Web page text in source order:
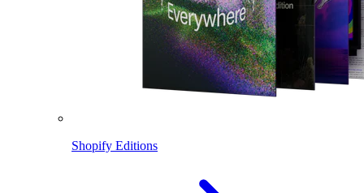
Shopify Editions